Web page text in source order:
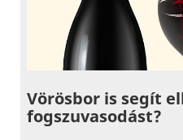
Vörösbor is segít
fogszuvasodást?